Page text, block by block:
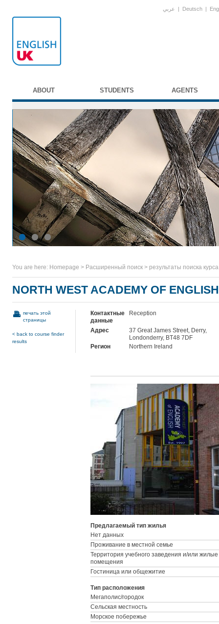
عربي | Deutsch |
ABOUT STUDENTS AGENTS
You are here: Homepage > Расширенный поиск > результаты поиска курса
NORTH WEST ACADEMY OF ENGLISH
печать этой
страницы
< back to course finder
results
Контактные
данные
Reception
Адрес
37 Great James Street, Derry,
Londonderry, BT48 7DF
Регион
Northern Ireland
Предлагаемый тип жилья
Нет данных
Проживание в местной семье
Территория учебного заведения и/или жилые
помещения
Гостиница или общежитие
Тип расположения
Мегаполис/городок
Сельская местность
Морское побережье